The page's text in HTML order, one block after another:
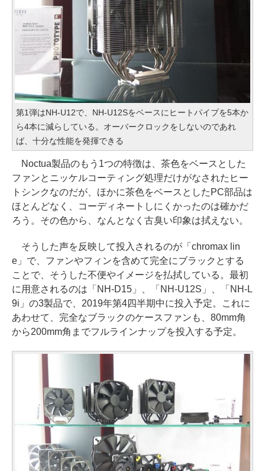
第1弾はNH-U12で、NH-U12Sをベースにヒートパイプを5本か
ら4本に減らしている。オーバークロックをしないのであれ
ば、十分な性能を発揮できる
Noctua製品のもう1つの特徴は、茶色をベースとした
ファンとニッケルコーティング処理だけがなされたヒー
トシンクなのだが、ほかに茶色をベースとしたPC部品は
ほとんどなく、コーディネートしにくかったのは確かだ
ろう。その色から、なんとなく古臭い印象は拭えない。
そうした声を反映して投入されるのが「chromax lin
e」で、ファンやフィンを含めて完全にブラックとする
ことで、そうした不便やイメージを払拭している。最初
に用意されるのは「NH-D15」、「NH-U12S」、「NH-L
9i」の3製品で、2019年第4四半期中に投入予定。これに
あわせて、完全なブラックのケースファンも、80mm角
から200mm角までフルラインナップを投入する予定。